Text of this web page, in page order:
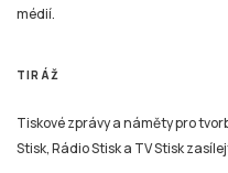
médií.
TIRÁŽ
Tiskové zprávy a náměty pro
Stisk, Rádio Stisk a TV Stisk